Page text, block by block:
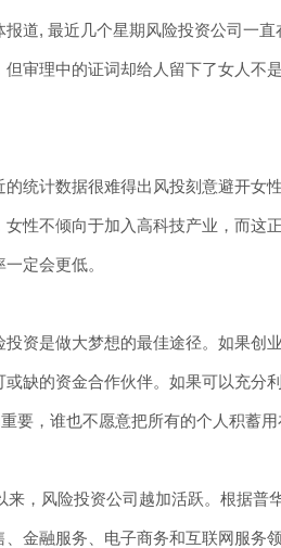
, 最近几个星期风险投资公司一直
但审理中的证词却给人留下了女人不
计数据很难得出风投刻意避开女性
女性不倾向于加入高科技产业，而这
定会更低。
是做大梦想的最佳途径。如果创业
或缺的资金合作伙伴。如果可以充分
要，谁也不愿意把所有的个人积蓄用
风险投资公司越加活跃。根据普
、金融服务、电子商务和互联网服务